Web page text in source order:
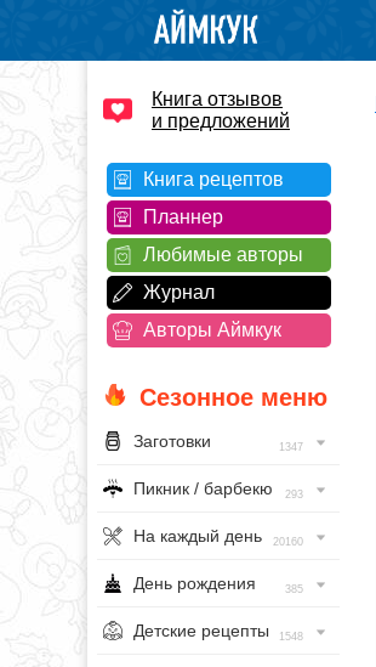
Книга отзывов
и предложений
Книга рецептов
Планнер
Любимые авторы
Журнал
Авторы Аймкук
Сезонное меню
Заготовки 1347
Пикник / барбекю 293
На каждый день 20160
День рождения 385
Детские рецепты 1548